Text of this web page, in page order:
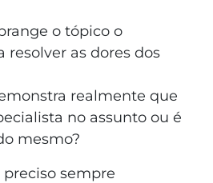
o tópico o
resolver as dores dos
realmente que
no assunto ou é
mesmo?
preciso sempre